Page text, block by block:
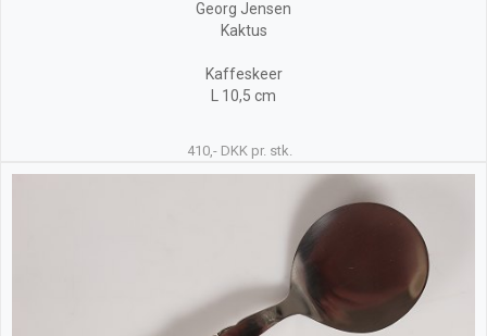
Georg Jensen
Kaktus
Kaffeskeer
L 10,5 cm
410,- DKK pr. stk.